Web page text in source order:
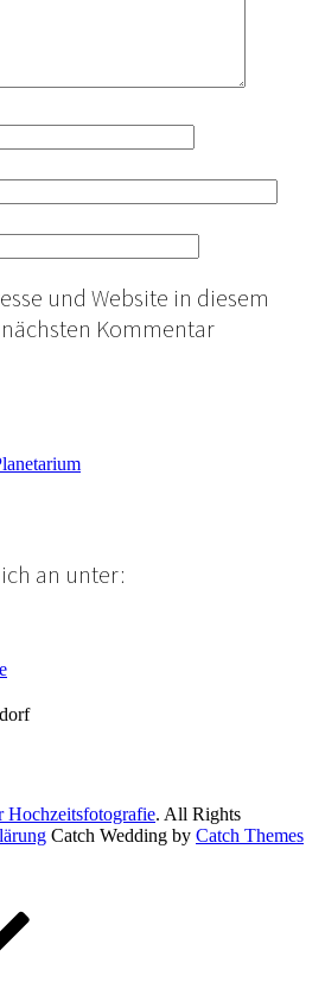
und Website in diesem
Kommentar
an unter:
Hochzeitsfotografie. All Rights
Catch Wedding by Catch Themes